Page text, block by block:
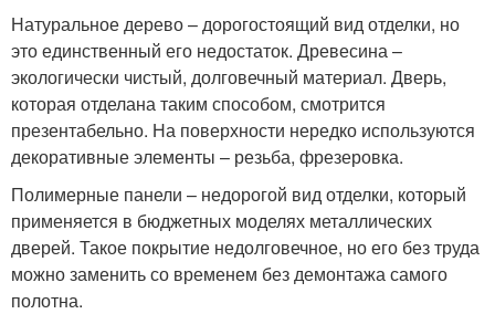
Натуральное дерево – дорогостоящий вид отделки, но
это единственный его недостаток. Древесина –
экологически чистый, долговечный материал. Дверь,
которая отделана таким способом, смотрится
презентабельно. На поверхности нередко используются
декоративные элементы – резьба, фрезеровка.
Полимерные панели – недорогой вид отделки, который
применяется в бюджетных моделях металлических
дверей. Такое покрытие недолговечное, но его без труда
можно заменить со временем без демонтажа самого
полотна.